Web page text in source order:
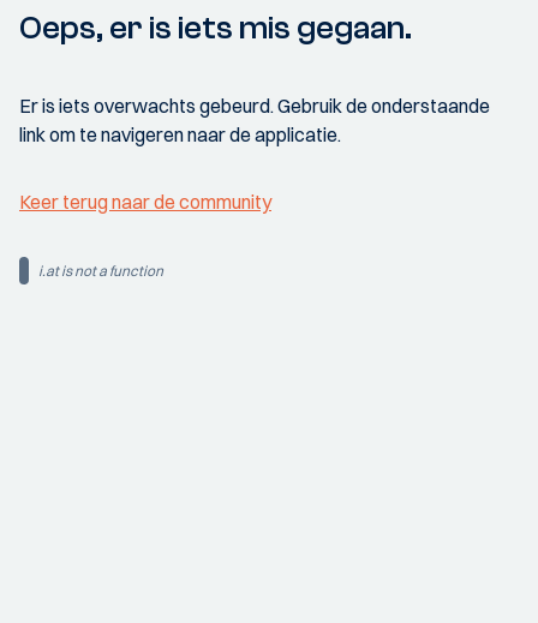
Oeps, er is iets mis gegaan.
Er is iets overwachts gebeurd. Gebruik de onderstaande
link om te navigeren naar de applicatie.
Keer terug naar de community
i.at is not a function